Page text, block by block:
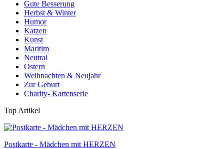
Gute Besserung
Herbst & Winter
Humor
Katzen
Kunst
Maritim
Neutral
Ostern
Weihnachten & Neujahr
Zur Geburt
Charity- Kartenserie
Top Artikel
Postkarte - Mädchen mit HERZEN